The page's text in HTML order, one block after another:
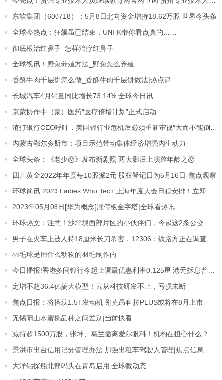
东软集团（600718）：5月8日北向资金增持18.62万股 世界今头条
全球今热点：狂飙虽已结束，UNI-K带你看点真的……
彻底根治红鼻子_怎样治疗红鼻子
全球视讯！野兔养殖方法_野兔怎么养殖
香酥牛肉千层饼怎么做_香酥牛肉千层饼做法|热点评
长城汽车4月销量同比增长73.14% 全球今日讯
京蒙协作中（蒙）医药“医疗倍增计划”正式启动
内蒙古鄂尔多斯市：项目示范带动集体经济增强内生动力
全球头条：《老少恋》发布新剧照 两大影后上演跨年龄之恋
四川黄金2022年年度每10股派2元 股权登记日为5月16日-焦点观察
2023年05月08日[华为概念]涨停板金字塔|全球看热讯
羽毛球是用什么动物的羽毛制作的
定增不超36.4亿搞大模型！云从科技研发不止，亏损未断
焦点日报：将搭载1.5T发动机 别克昂科拉PLUS或将在8月上市
无锡阳山水蜜桃品种之间差别|当前快看
减持超1500万股，张坤、葛兰撤离爱尔眼科！机构在担心什么？
景洪市出台信用记分管理办法 加强出租车驾驶人管理|焦点信息
大洋钻探船北部码头在青岛启用 全球微动态